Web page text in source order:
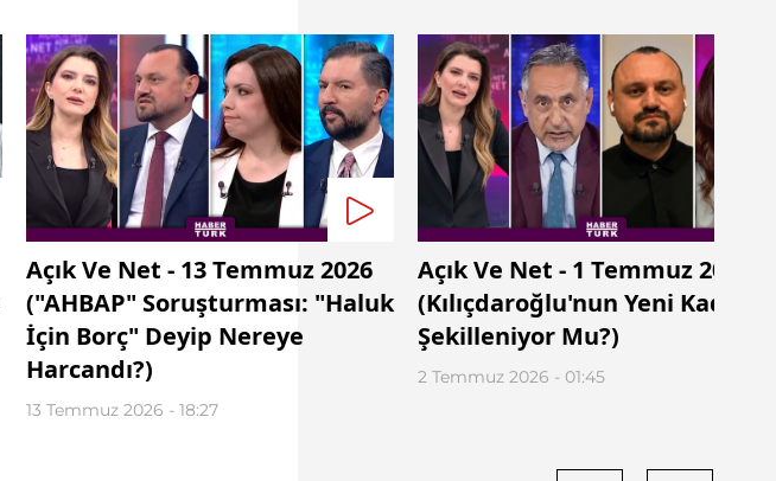
Açık Ve Net - 13 Temmuz 2026
("AHBAP" Soruşturması: "Haluk
İçin Borç" Deyip Nereye
Harcandı?)
13 Temmuz 2026 - 18:27
Açık Ve Net - 1 Temmuz 2026
(Kılıçdaroğlu'nun Yeni Kadrosu
Şekilleniyor Mu?)
2 Temmuz 2026 - 01:45